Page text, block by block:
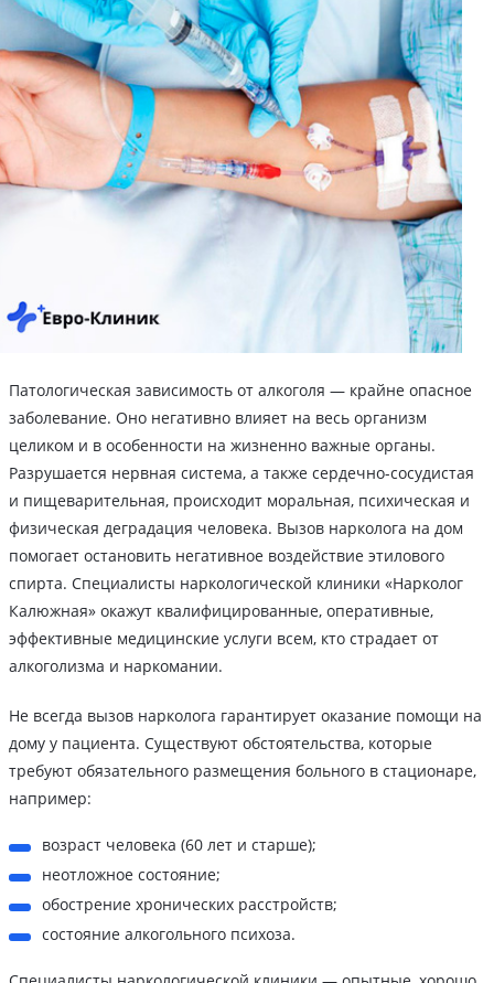
Патологическая зависимость от алкоголя — крайне опасное
заболевание. Оно негативно влияет на весь организм
целиком и в особенности на жизненно важные органы.
Разрушается нервная система, а также сердечно-сосудистая
и пищеварительная, происходит моральная, психическая и
физическая деградация человека. Вызов нарколога на дом
помогает остановить негативное воздействие этилового
спирта. Специалисты наркологической клиники «Нарколог
Калюжная» окажут квалифицированные, оперативные,
эффективные медицинские услуги всем, кто страдает от
алкоголизма и наркомании.
Не всегда вызов нарколога гарантирует оказание помощи на
дому у пациента. Существуют обстоятельства, которые
требуют обязательного размещения больного в стационаре,
например:
возраст человека (60 лет и старше);
неотложное состояние;
обострение хронических расстройств;
состояние алкогольного психоза.